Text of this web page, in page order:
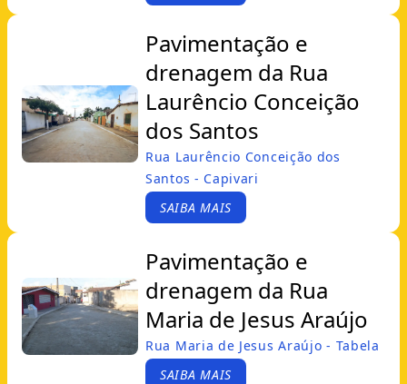
Pavimentação e
drenagem da Rua
Laurêncio Conceição
dos Santos
Rua Laurêncio Conceição dos
Santos - Capivari
SAIBA MAIS
Pavimentação e
drenagem da Rua
Maria de Jesus Araújo
Rua Maria de Jesus Araújo - Tabela
SAIBA MAIS